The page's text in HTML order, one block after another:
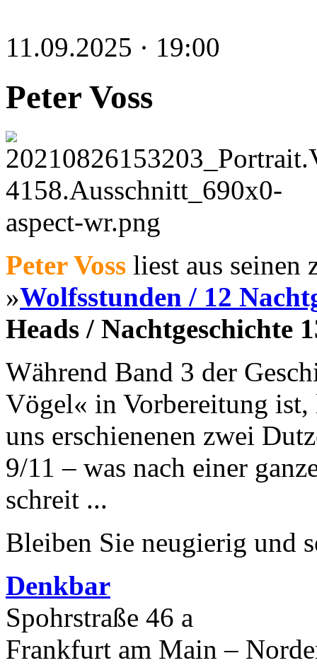
11.09.2025 · 19:00
Peter Voss
Peter Voss liest aus seinen
»Wolfsstunden / 12
Heads / Nachtgeschichte
Während Band 3 der
Vögel« in Vorbereitung ist,
uns erschienenen zwei
9/11 – was nach einer
schreit ...
Bleiben Sie neugierig und
Denkbar
Spohrstraße 46 a
Frankfurt am Main –